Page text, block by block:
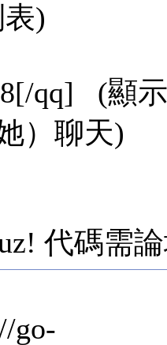
)
qq] (顯
）聊天)
代碼需
go-